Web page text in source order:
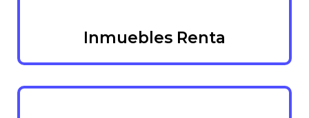
Inmuebles Renta